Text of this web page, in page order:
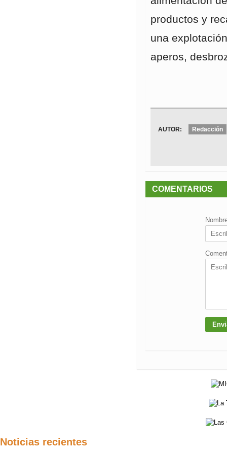
productos y
una
aperos,
AUTOR: Redacción
COMENTARIOS
Noticias recientes